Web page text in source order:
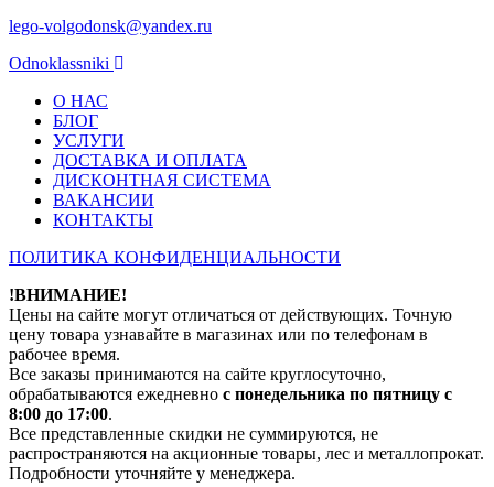
lego-volgodonsk@yandex.ru
Odnoklassniki
О НАС
БЛОГ
УСЛУГИ
ДОСТАВКА И ОПЛАТА
ДИСКОНТНАЯ СИСТЕМА
ВАКАНСИИ
КОНТАКТЫ
ПОЛИТИКА КОНФИДЕНЦИАЛЬНОСТИ
!ВНИМАНИЕ!
Цены на сайте могут отличаться от действующих. Точную
цену товара узнавайте в магазинах или по телефонам в
рабочее время.
Все заказы принимаются на сайте круглосуточно,
обрабатываются ежедневно с понедельника по пятницу с
8:00 до 17:00.
Все представленные скидки не суммируются, не
распространяются на акционные товары, лес и металлопрокат.
Подробности уточняйте у менеджера.